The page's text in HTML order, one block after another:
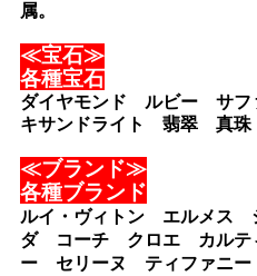
属。
≪宝石≫
各種宝石
ダイヤモンド ルビー サ
キサンドライト 翡翠 真
≪ブランド≫
各種ブランド
ルイ・ヴィトン エルメス
ダ コーチ クロエ カルテ
ー セリーヌ ティファニ